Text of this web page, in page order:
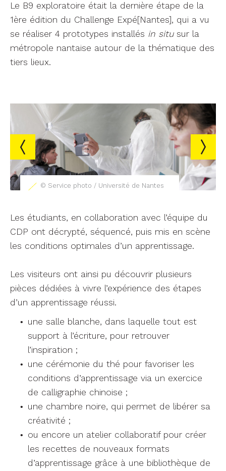
Le B9 exploratoire était la dernière étape de la
1ère édition du Challenge Expé[Nantes], qui a vu
se réaliser 4 prototypes installés in situsur la
métropole nantaise autour de la thématique des
tiers lieux.
© Service photo / Université de Nantes
Les étudiants, en collaboration avec l’équipe du
CDP ont décrypté, séquencé, puis mis en scène
les conditions optimales d’un apprentissage.
Les visiteurs ont ainsi pu découvrir plusieurs
pièces dédiées à vivre l’expérience des étapes
d’un apprentissage réussi.
une salle blanche, dans laquelle tout est
support à l’écriture, pour retrouver
l’inspiration ;
une cérémonie du thé pour favoriser les
conditions d’apprentissage via un exercice
de calligraphie chinoise ;
une chambre noire, qui permet de libérer sa
créativité ;
ou encore un atelier collaboratif pour créer
les recettes de nouveaux formats
d’apprentissage grâce à une bibliothèque de